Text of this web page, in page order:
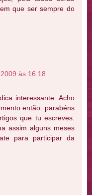
que ser sempre do
às 16:18
interessante. Acho
então: parabéns
que tu escreves.
assim alguns meses
para participar da